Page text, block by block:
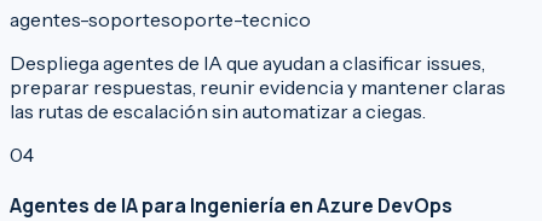
agentes-soportesoporte-tecnico
Despliega agentes de IA que ayudan a clasificar issues,
preparar respuestas, reunir evidencia y mantener claras
las rutas de escalación sin automatizar a ciegas.
04
Agentes de IA para Ingeniería en Azure DevOps